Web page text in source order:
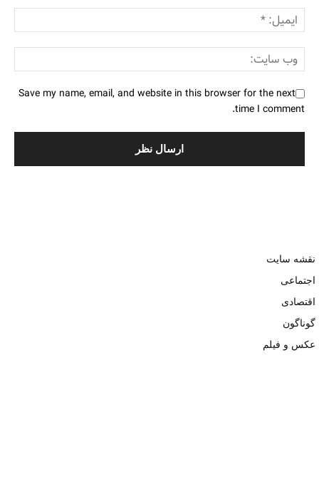
Save my name, email, and website in this browser for the next
time I comment.
نقشه سایت
اجتماعی
اقتصادی
گوناگون
عکس و فیلم